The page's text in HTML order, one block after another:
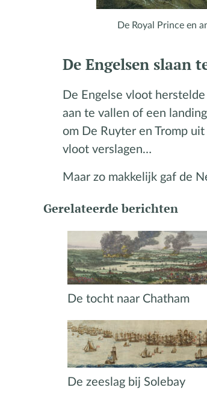
De Royal Prince en
De Engelsen slaan
De Engelse vloot
aan te vallen of een
om De Ruyter en Tromp
vloot verslagen…
Maar zo makkelijk gaf de
Gerelateerde berichten
De tocht naar Chatham
De zeeslag bij Solebay